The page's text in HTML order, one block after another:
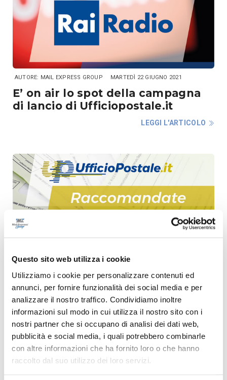
Questo sito web utilizza i cookie
Utilizziamo i cookie per personalizzare contenuti ed
annunci, per fornire funzionalità dei social media e per
analizzare il nostro traffico. Condividiamo inoltre
informazioni sul modo in cui utilizza il nostro sito con i
nostri partner che si occupano di analisi dei dati web,
pubblicità e social media, i quali potrebbero combinarle
con altre informazioni che ha fornito loro o che hanno
raccolto dal suo utilizzo dei loro servizi.
AUTORE: MAIL EXPRESS GROUP MARTEDÌ 22 GIUGNO 2021
E’ on air lo spot della campagna
di lancio di Ufficiopostale.it
LEGGI L'ARTICOLO
Raccomandate anche online con
Ufficiopostale.it
LEGGI L'ARTICOLO